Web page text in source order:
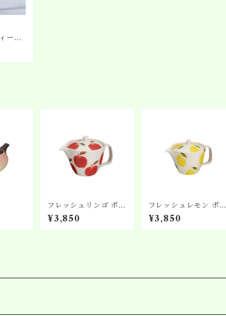
ーバ
茶
フレッシュリンゴ ポッ
ト
¥3,850
フレッシュレモン ポッ
ト
¥3,850